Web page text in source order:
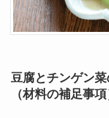
豆腐とチンゲン
（材料の補足事項